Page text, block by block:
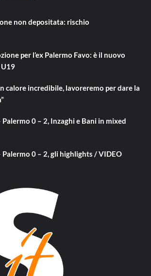
non depositata: rischio
per l’ex Palermo Favo: è il nuovo
calore incredibile, lavoreremo per dare la
0 – 2, Inzaghi e Bani in mixed
0 – 2, gli highlights / VIDEO